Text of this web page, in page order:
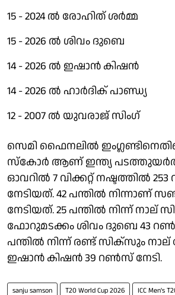
15 - 2024 ല്‍ രോഹിത് ശര്‍മ്മ
15 - 2026 ല്‍ ശിവം ദുബെ
14 - 2026 ല്‍ ഇഷാന്‍ കിഷന്‍
14 - 2026 ല്‍ ഹാര്‍ദിക് പാണ്ഡ്യ
12 - 2007 ല്‍ യുവരാജ് സിംഗ്
സെമി ഫൈനലില്‍
സ്‌കോര്‍ ആണ് ഇന്ത്യ
ഓവറില്‍ 7 വിക്കറ്റ് നഷ്ടത്തില്‍
നേടിയത്. 42 പന്തില്‍ നിന്നാണ്
നേടിയത്. 25 പന്തില്‍ നിന്ന് നാല്
ഫോറുമടക്കം ശിവം ദുബെ 43
പന്തില്‍ നിന്ന് രണ്ട് സിക്സും
ഇഷാന്‍ കിഷന്‍ 39 റണ്‍സ് നേടി.
sanju samson T20 World Cup 2026 ICC Men's